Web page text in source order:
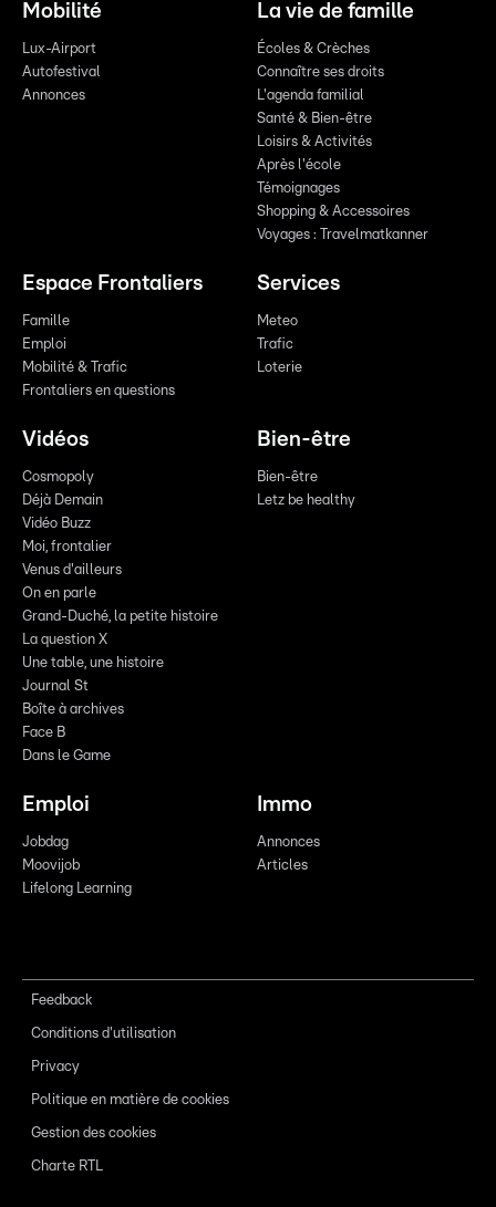
Mobilité
Lux-Airport
Autofestival
Annonces
La vie de famille
Écoles & Crèches
Connaître ses droits
L'agenda familial
Santé & Bien-être
Loisirs & Activités
Après l'école
Témoignages
Shopping & Accessoires
Voyages : Travelmatkanner
Espace Frontaliers
Famille
Emploi
Mobilité & Trafic
Frontaliers en questions
Services
Meteo
Trafic
Loterie
Vidéos
Cosmopoly
Déjà Demain
Vidéo Buzz
Moi, frontalier
Venus d'ailleurs
On en parle
Grand-Duché, la petite histoire
La question X
Une table, une histoire
Journal St
Boîte à archives
Face B
Dans le Game
Bien-être
Bien-être
Letz be healthy
Emploi
Jobdag
Moovijob
Lifelong Learning
Immo
Annonces
Articles
Feedback
Conditions d'utilisation
Privacy
Politique en matière de cookies
Gestion des cookies
Charte RTL